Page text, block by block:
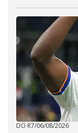
DO R7/06/08/2026